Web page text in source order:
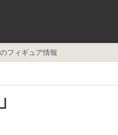
フィギュア情報